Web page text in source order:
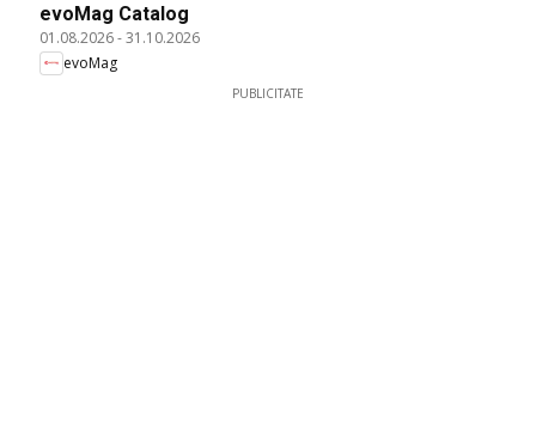
evoMag Catalog
01.08.2026-31.10.2026
evoMag
PUBLICITATE